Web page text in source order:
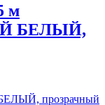
м
БЕЛЫЙ,